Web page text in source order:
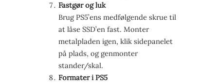
Fastgør og luk
Brug PS5’ens medfølgende skrue til
at låse SSD’en fast. Monter
metalpladen igen, klik sidepanelet
på plads, og genmonter
stander/skal.
Formater i PS5